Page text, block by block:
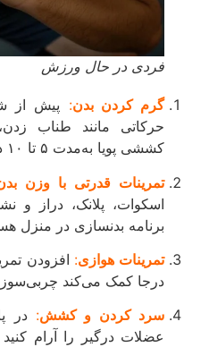
فردی در حال ورزش
گرم کردن بدن پیش از شروع
حرکاتی مانند طناب زدن،
کششی پویا به‌مدت ۵ تا ۱۰ دقیقه گرم کنید.
تمرینات قدرتی با وزن بدن
اسکوات، پلانک، دراز و
برنامه بدنسازی در منزل هستند.
تمرینات هوازی:افزودن تمریناتی
درجا کمک می‌کند چربی‌سوزی
سرد کردن و کشش:در
عضلات درگیر را آرام کنید